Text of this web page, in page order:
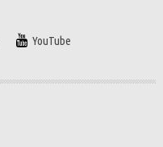
YouTube